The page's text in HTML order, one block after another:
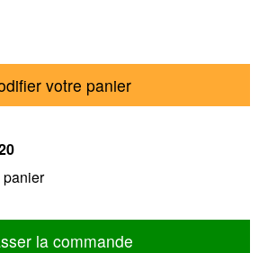
votre panier
panier
la commande